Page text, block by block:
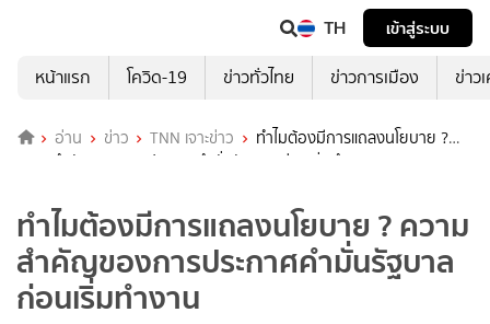
TH
เข้าสู่ระบบ
หน้าแรก
โควิด-19 ข่าวทั่วไทย ข่าวการเมือง ข่าว
อ่าน ข่าว TNN เจาะข่าว
ทำไมต้องมีการแถลงนโยบาย ?
ความสำคัญของการประกาศคำมั่นรัฐบาล ก่อนเริ่มทำงาน
ทำไมต้องมีการแถลงนโยบาย ? ความ
สำคัญของการประกาศคำมั่นรัฐบาล
ก่อนเริ่มทำงาน